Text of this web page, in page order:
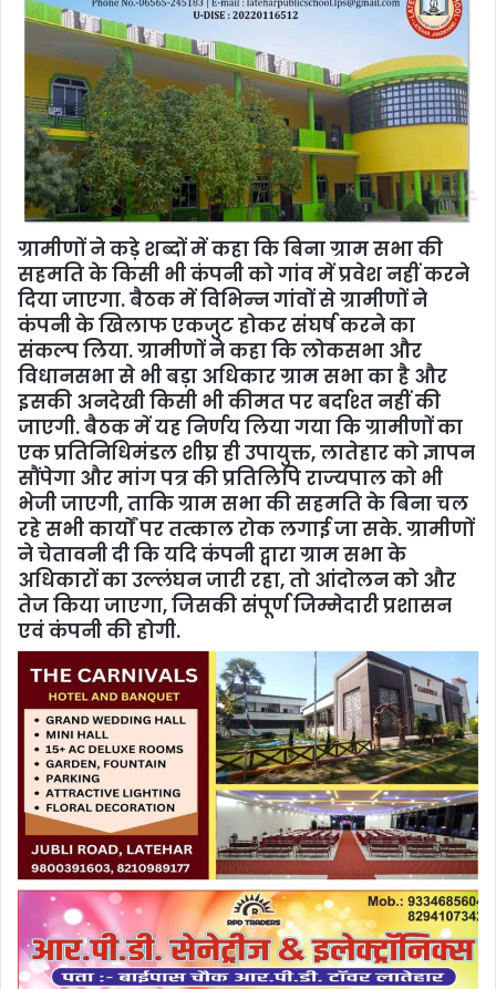
ग्रामीणों ने कड़े शब्दों में कहा कि बिना ग्राम सभा की
सहमति के किसी भी कंपनी को गांव में प्रवेश नहीं करने
दिया जाएगा. बैठक में विभिन्‍न गांवों से ग्रामीणों ने
कंपनी के खिलाफ एकजुट होकर संघर्ष करने का
संकल्प लिया. ग्रामीणों ने कहा कि लोकसभा और
विधानसभा से भी बड़ा अधिकार ग्राम सभा का है और
इसकी अनदेखी किसी भी कीमत पर बर्दाश्त नहीं की
जाएगी. बैठक में यह निर्णय लिया गया कि ग्रामीणों का
एक प्रतिनिधिमंडल शीघ्र ही उपायुक्त, लातेहार को ज्ञापन
सौंपेगा और मांग पत्र की प्रतिलिपि राज्यपाल को भी
भेजी जाएगी, ताकि ग्राम सभा की सहमति के बिना चल
रहे सभी कार्यों पर तत्काल रोक लगाई जा सके. ग्रामीणों
ने चेतावनी दी कि यदि कंपनी द्वारा ग्राम सभा के
अधिकारों का उल्लंघन जारी रहा, तो आंदोलन को और
तेज किया जाएगा, जिसकी संपूर्ण जिम्मेदारी प्रशासन
एवं कंपनी की होगी.